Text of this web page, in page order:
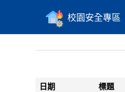
校園安全專區
日期 標題